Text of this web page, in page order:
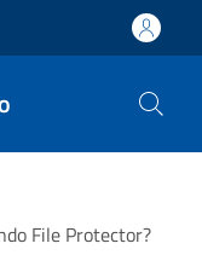
File Protector?